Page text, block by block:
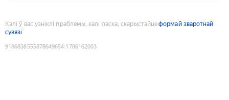
Калі ў вас узніклі праблемы, калі ласка, скарыстайцеформай зваротнай
сувязі
9186838555878649654:1786162003